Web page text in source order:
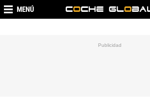
MENÚ